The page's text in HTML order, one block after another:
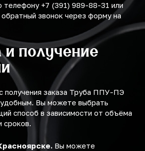
телефону +7 (391) 989-88-31 или
обратный звонок через форму на
и получение
получения заказа Труба ППУ-ПЭ
удобным. Вы можете выбрать
способ в зависимости от объёма
сроков.
Вы можете